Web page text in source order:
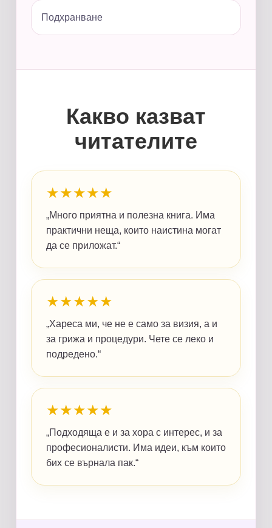
Подхранване
Какво казват
читателите
★★★★★
„Много приятна и полезна книга. Има
практични неща, които наистина могат
да се приложат.“
★★★★★
„Хареса ми, че не е само за визия, а и
за грижа и процедури. Чете се леко и
подредено.“
★★★★★
„Подходяща е и за хора с интерес, и за
професионалисти. Има идеи, към които
бих се върнала пак.“